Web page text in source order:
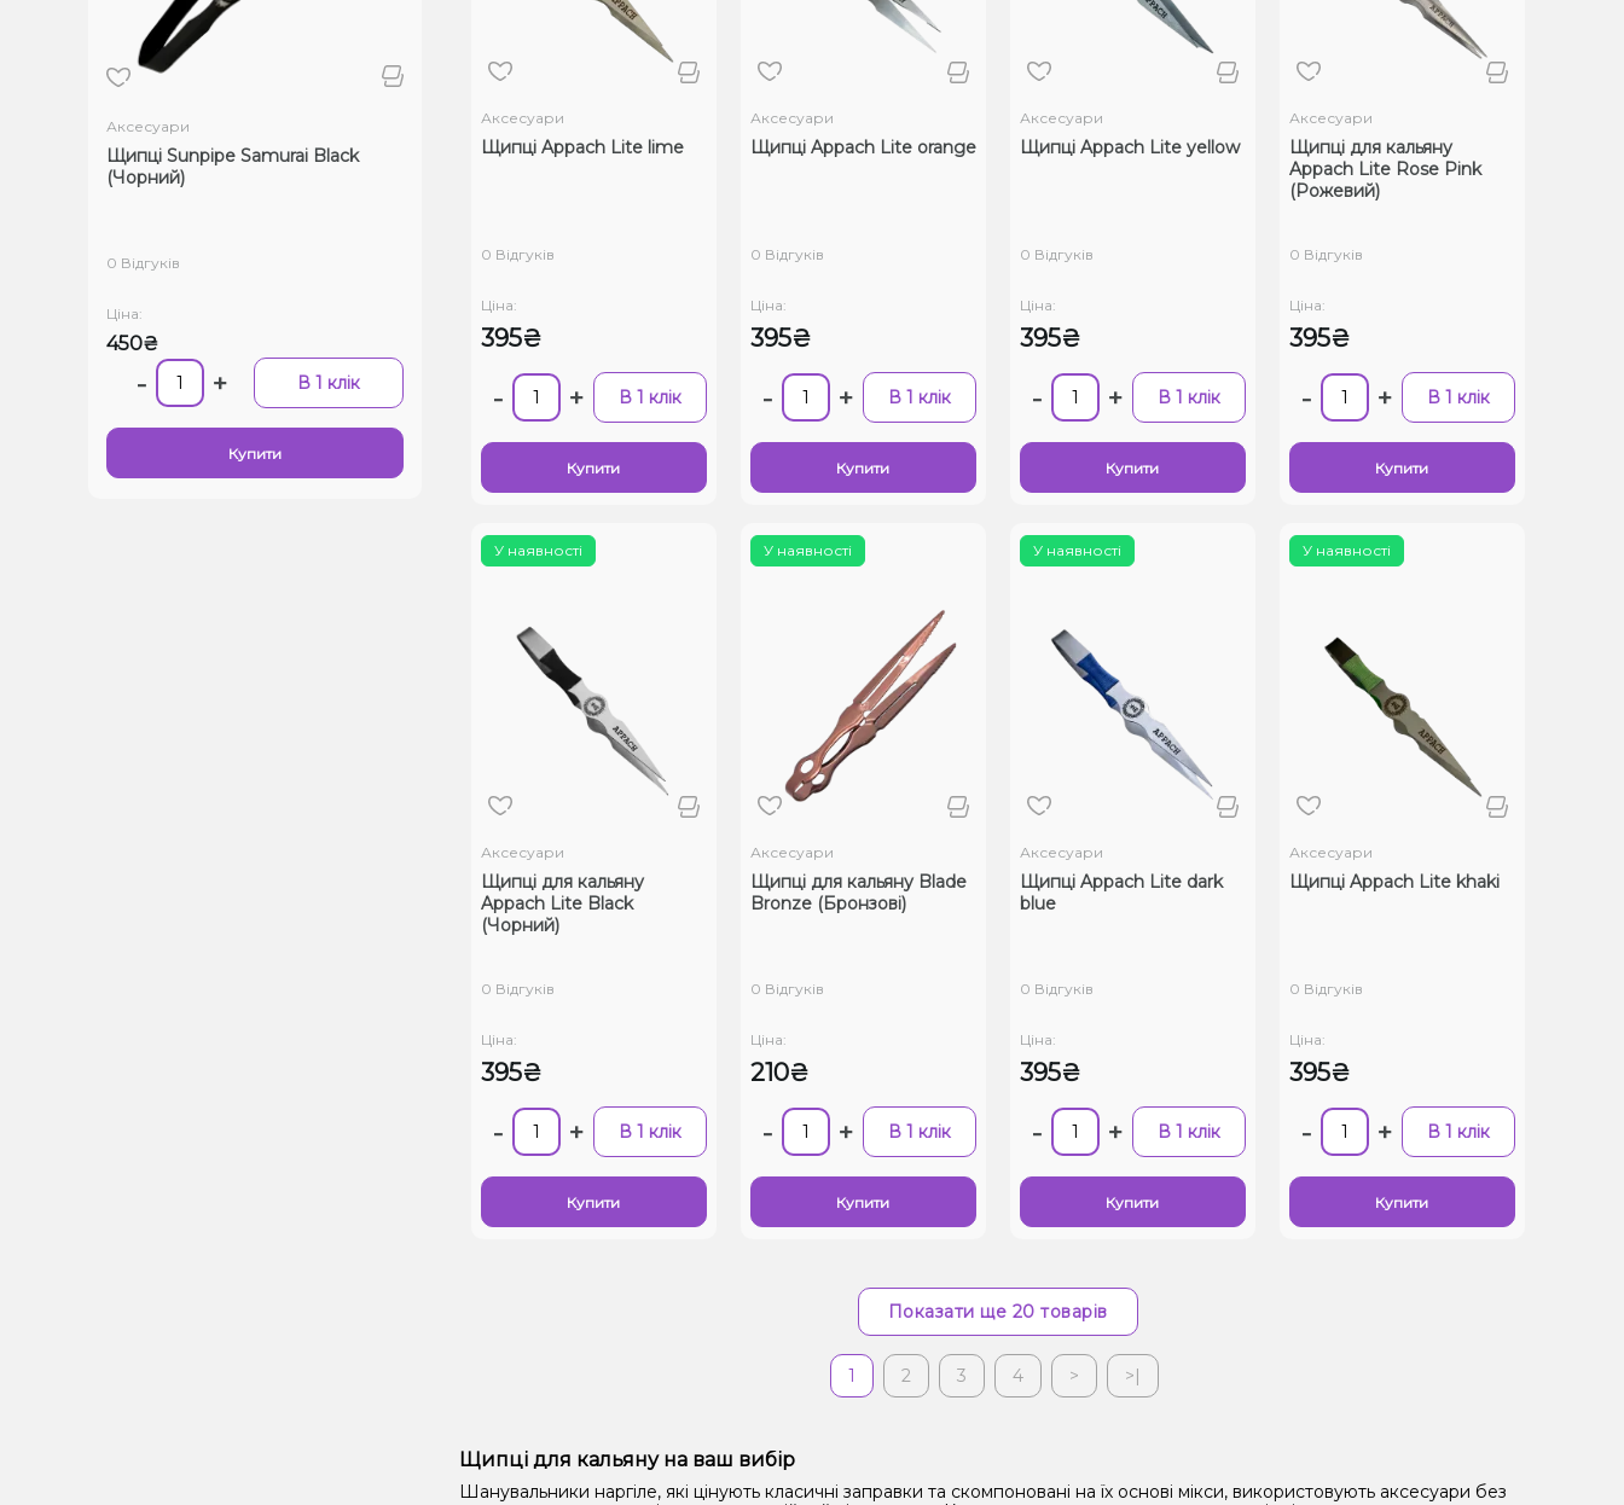
Аксесуари
Щипці Sunpipe Samurai Black
(Чорний)
0 Відгуків
Ціна:
450₴
- + В 1 клік
Купити
Аксесуари
Щипці Appach Lite lime
0 Відгуків
Ціна:
395₴
- + В 1 клік
Купити
Аксесуари
Щипці Appach Lite orange
0 Відгуків
Ціна:
395₴
- + В 1 клік
Купити
Аксесуари
Щипці Appach Lite yellow
0 Відгуків
Ціна:
395₴
- + В 1 клік
Купити
Аксесуари
Щипці для кальяну
Appach Lite Rose Pink
(Рожевий)
0 Відгуків
Ціна:
395₴
- + В 1 клік
Купити
У наявності
Аксесуари
Щипці для кальяну
Appach Lite Black
(Чорний)
0 Відгуків
Ціна:
395₴
- + В 1 клік
Купити
У наявності
Аксесуари
Щипці для кальяну Blade
Bronze (Бронзові)
0 Відгуків
Ціна:
210₴
- + В 1 клік
Купити
У наявності
Аксесуари
Щипці Appach Lite dark
blue
0 Відгуків
Ціна:
395₴
- + В 1 клік
Купити
У наявності
Аксесуари
Щипці Appach Lite khaki
0 Відгуків
Ціна:
395₴
- + В 1 клік
Купити
Показати ще 20 товарів
1 2 3 4 > >|
Щипці для кальяну на ваш вибір
Шанувальники наргіле, які цінують класичні заправки та скомпоновані на їх основі мікси, використовують аксесуари без